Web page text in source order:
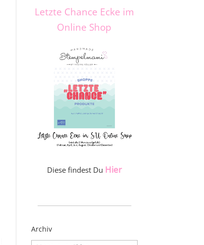
Letzte Chance Ecke im
Online Shop
Diese findest Du Hier
Archiv